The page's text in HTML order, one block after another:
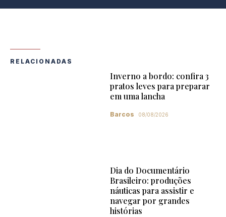
RELACIONADAS
Inverno a bordo: confira 3
pratos leves para preparar
em uma lancha
Barcos 08/08/2026
Dia do Documentário
Brasileiro: produções
náuticas para assistir e
navegar por grandes
histórias